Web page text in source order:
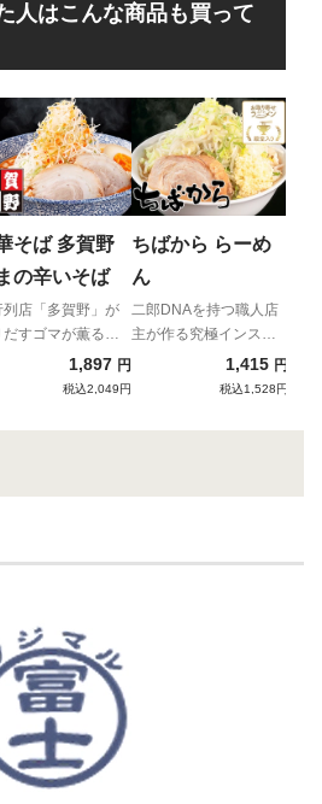
人はこんな商品も買って
そば 多賀野
の辛いそば
列店「多賀野」が
だすゴマが薫る辛
1,897 円
税込2,049円
ちばから らーめ
ん
二郎DNAを持つ職人店
主が作る究極インスパ
1,415 円
税込1,528円